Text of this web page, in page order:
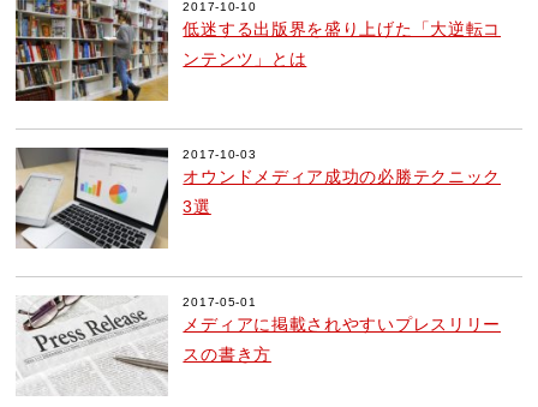
2017-10-10
低迷する出版界を盛り上げた「大逆転コ
ンテンツ」とは
2017-10-03
オウンドメディア成功の必勝テクニック
3選
2017-05-01
メディアに掲載されやすいプレスリリー
スの書き方